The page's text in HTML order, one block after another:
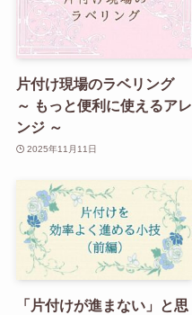
片付け現場のラベリング
～ もっと便利に使えるアレ
ンジ ～
2025年11月11日
「片付けが進まない」と思